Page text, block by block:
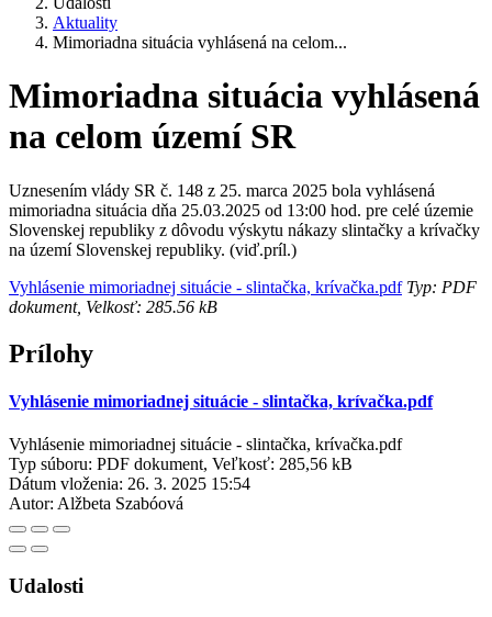
Aktuality
Mimoriadna situácia vyhlásená na celom...
Mimoriadna situácia vyhlásená
na celom území SR
Uznesením vlády SR č. 148 z 25. marca 2025 bola vyhlásená
mimoriadna situácia dňa 25.03.2025 od 13:00 hod. pre celé územie
Slovenskej republiky z dôvodu výskytu nákazy slintačky a krívačky
na území Slovenskej republiky. (viď.príl.)
Vyhlásenie mimoriadnej situácie - slintačka, krívačka.pdfTyp: PDF
dokument, Velkosť: 285.56 kB
Prílohy
Vyhlásenie mimoriadnej situácie - slintačka, krívačka.pdf
Vyhlásenie mimoriadnej situácie - slintačka, krívačka.pdf
Typ súboru: PDF dokument, Veľkosť: 285,56 kB
Dátum vloženia: 26. 3. 2025 15:54
Autor: Alžbeta Szabóová
Udalosti